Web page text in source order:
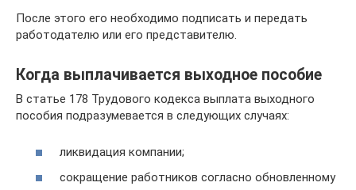
После этого его необходимо подписать и передать
работодателю или его представителю.
Когда выплачивается выходное пособие
В статье 178 Трудового кодекса выплата выходного
пособия подразумевается в следующих случаях:
ликвидация компании;
сокращение работников согласно обновленному